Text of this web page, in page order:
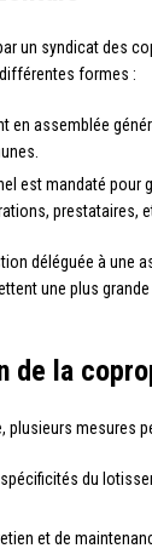
un syndicat des
formes :
en assemblée
est mandaté pour
prestataires,
déléguée à une
une plus
de la
plusieurs mesures
du
et de